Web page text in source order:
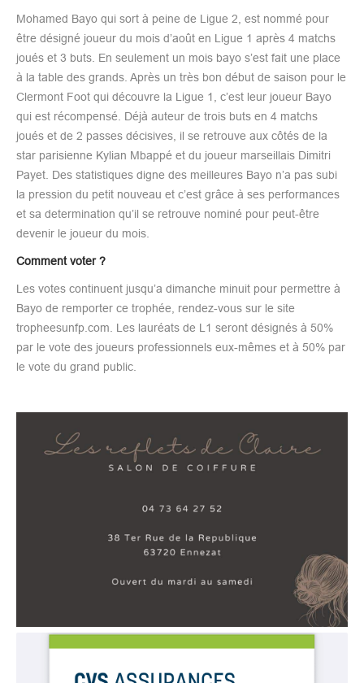
Mohamed Bayo qui sort à peine de Ligue 2, est nommé pour
être désigné joueur du mois d’août en Ligue 1 après 4 matchs
joués et 3 buts. En seulement un mois bayo s’est fait une place
à la table des grands. Après un très bon début de saison pour le
Clermont Foot qui découvre la Ligue 1, c’est leur joueur Bayo
qui est récompensé. Déjà auteur de trois buts en 4 matchs
joués et de 2 passes décisives, il se retrouve aux côtés de la
star parisienne Kylian Mbappé et du joueur marseillais Dimitri
Payet. Des statistiques digne des meilleures Bayo n’a pas subi
la pression du petit nouveau et c’est grâce à ses performances
et sa determination qu’il se retrouve nominé pour peut-être
devenir le joueur du mois.
Comment voter ?
Les votes continuent jusqu’a dimanche minuit pour permettre à
Bayo de remporter ce trophée, rendez-vous sur le site
tropheesunfp.com. Les lauréats de L1 seront désignés à 50%
par le vote des joueurs professionnels eux-mêmes et à 50% par
le vote du grand public.